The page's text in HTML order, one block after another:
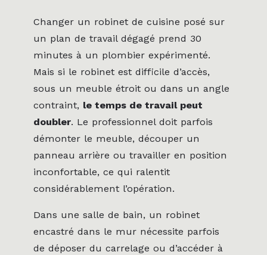
Changer un robinet de cuisine posé sur
un plan de travail dégagé prend 30
minutes à un plombier expérimenté.
Mais si le robinet est difficile d’accès,
sous un meuble étroit ou dans un angle
contraint, le temps de travail peut
doubler. Le professionnel doit parfois
démonter le meuble, découper un
panneau arrière ou travailler en position
inconfortable, ce qui ralentit
considérablement l’opération.
Dans une salle de bain, un robinet
encastré dans le mur nécessite parfois
de déposer du carrelage ou d’accéder à